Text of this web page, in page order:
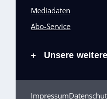
Mediadaten
Abo-Service
+ Unsere
Impressum